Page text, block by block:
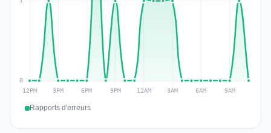
Rapports d'erreurs